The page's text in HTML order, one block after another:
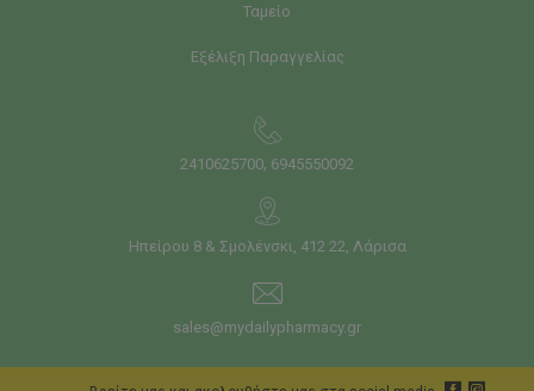
Ταμείο
Εξέλιξη Παραγγελίας
2410625700, 6945550092
Ηπείρου 8 & Σμολένσκι, 412 22, Λάρισα
sales@mydailypharmacy.gr